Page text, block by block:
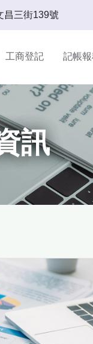
昌三街139號
工商登記 記帳
訊